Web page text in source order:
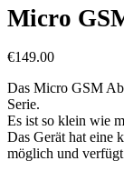
Micro
€149.00
Das Micro GSM
Serie.
Es ist so klein wie
Das Gerät hat eine
möglich und